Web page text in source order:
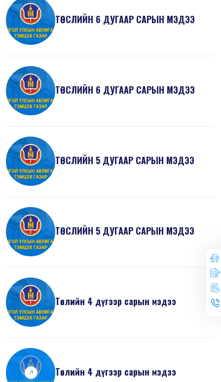
ТӨСЛИЙН 6 ДУГААР САРЫН МЭДЭЭ
ТӨСЛИЙН 6 ДУГААР САРЫН МЭДЭЭ
ТӨСЛИЙН 5 ДУГААР САРЫН МЭДЭЭ
ТӨСЛИЙН 5 ДУГААР САРЫН МЭДЭЭ
Төслийн 4 дүгээр сарын мэдээ
Төслийн 4 дүгээр сарын мэдээ